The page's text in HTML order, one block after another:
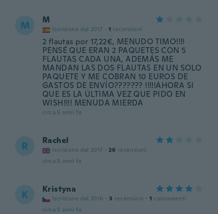
M M
Iscrizione dal 2017 · 1 recensioni
2 flautas por 17,22€, MENUDO TIMO!!!!
PENSÉ QUE ERAN 2 PAQUETES CON 5
FLAUTAS CADA UNA, ADEMÁS ME
MANDAN LAS DOS FLAUTAS EN UN SOLO
PAQUETE Y ME COBRAN 10 EUROS DE
GASTOS DE ENVÍO??????? !!!!!AHORA SI
QUE ES LA ÚLTIMA VEZ QUE PIDO EN
WISH!!!! MENUDA MIERDA
circa 5 anni fa
R Rachel
Iscrizione dal 2017 · 26 recensioni
circa 5 anni fa
K Kristyna
Iscrizione dal 2016 · 3 recensioni · 1 caricamenti
circa 5 anni fa